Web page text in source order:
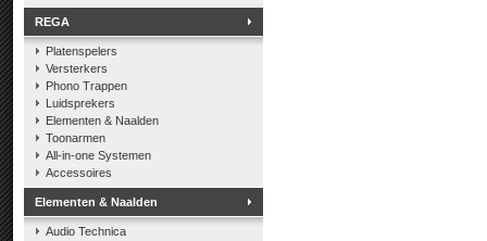
REGA
Platenspelers
Versterkers
Phono Trappen
Luidsprekers
Elementen & Naalden
Toonarmen
All-in-one Systemen
Accessoires
Elementen & Naalden
Audio Technica